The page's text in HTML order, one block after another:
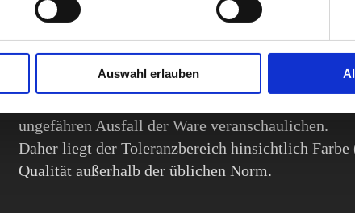
Auswahl erlauben
Kundeninformation
Gemäß Paragraph 19 UStG ist im ausgewiesenen
Umsatzsteuer enthalten..
ungefähren Ausfall der Ware veranschaulichen.
Daher liegt der Toleranzbereich hinsichtlich Farbe
Qualität außerhalb der üblichen Norm.